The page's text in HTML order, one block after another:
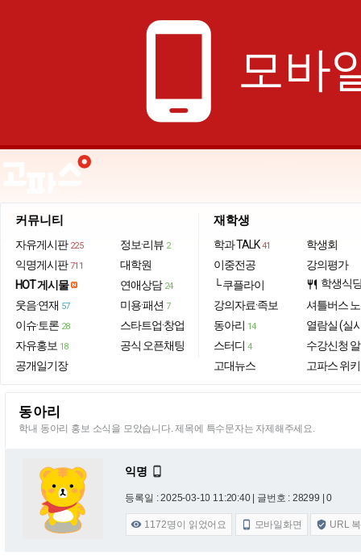
phone_android 모바
커뮤니티
자유게시판 225
익명게시판 711
HOT 게시물
웃음·연재 57
이슈·토론 28
자유홍보 18
공개일기장
정보·리뷰 2
대학원
연애상담 24
미용·패션 7
스타트업·창업
공식 오픈채팅
재학생
학과 TALK 41
이중전공
└ 쿠플라이
강의자료·족보
동아리 14
스터디 4
고대뉴스
학생회
강의평가
restaurant 학생식
셔틀버스
열람실 (실
수강신청
고파스 위키
동아리
학내 동아리 홍보 소식을 모았습니다. 제목에 특수문자는 자제해주세요.
익명 
등록일 : 2025-03-10 11:20:40 | 글번호 : 28299 | 0
 1172명이 읽었어요  모바일화면  URL